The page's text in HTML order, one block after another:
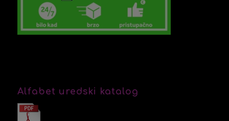
Alfabet uredski katalog